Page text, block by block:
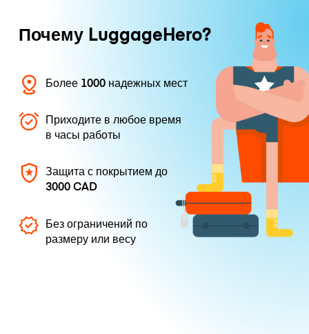
Почему LuggageHero?
Более 1000 надежных мест
Приходите в любое время
в часы работы
Защита с покрытием до
3000 CAD
Без ограничений по
размеру или весу